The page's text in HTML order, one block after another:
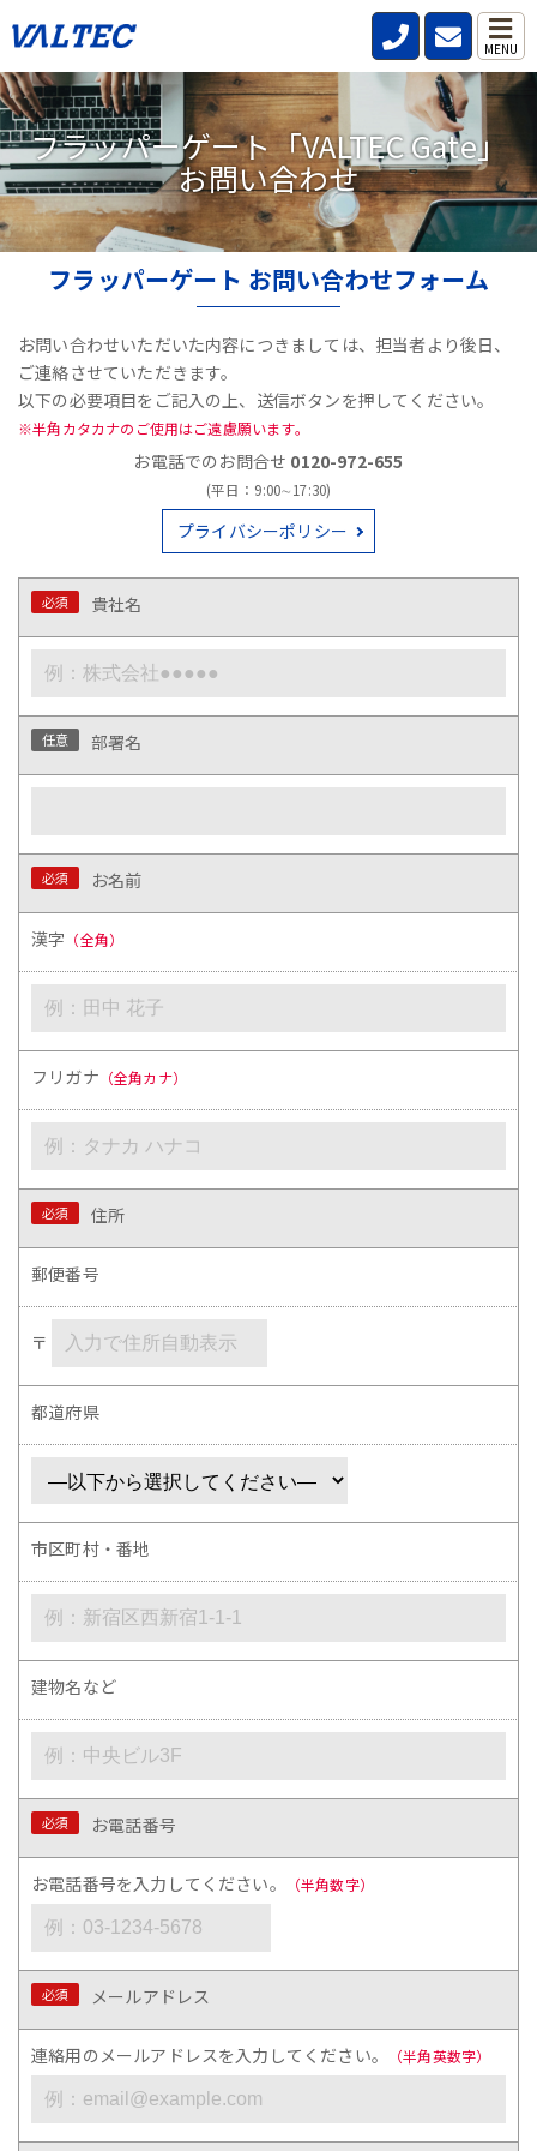
MENU
フラッパーゲート「VALTEC Gate」
お問い合わせ
フラッパーゲート お問い合わせフォーム
お問い合わせいただいた内容につきましては、担当者より後日、
ご連絡させていただきます。
以下の必要項目をご記入の上、送信ボタンを押してください。
※半角カタカナのご使用はご遠慮願います。
お電話でのお問合せ 0120-972-655
(平日：9:00∼17:30)
プライバシーポリシー
必須 貴社名
任意 部署名
必須 お名前
漢字 （全角）
フリガナ （全角カナ）
必須 住所
郵便番号
〒
都道府県
市区町村・番地
建物名など
必須 お電話番号
お電話番号を入力してください。 （半角数字）
必須 メールアドレス
連絡用のメールアドレスを入力してください。 （半角英数字）